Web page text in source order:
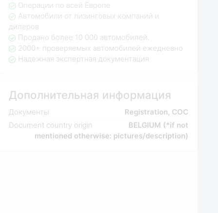
Операции по всей Европе
Автомобили от лизинговых компаний и
дилеров
Продано более 10 000 автомобилей.
2000+ проверяемых автомобилей ежедневно
Надежная экспертная документация
Дополнительная информация
Документы
Registration, COC
Document country origin
BELGIUM (*if not
mentioned otherwise: pictures/description)